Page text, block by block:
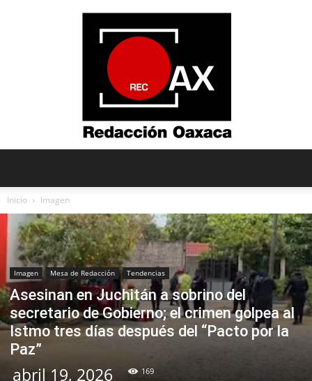
Oaxaca
Inicio Imagen
Imagen Mesa de Redacción Tendencias
Asesinan en Juchitán a sobrino del
secretario de Gobierno; el crimen golpea al
Istmo tres días después del “Pacto por la
Paz”
abril 19, 2026 169